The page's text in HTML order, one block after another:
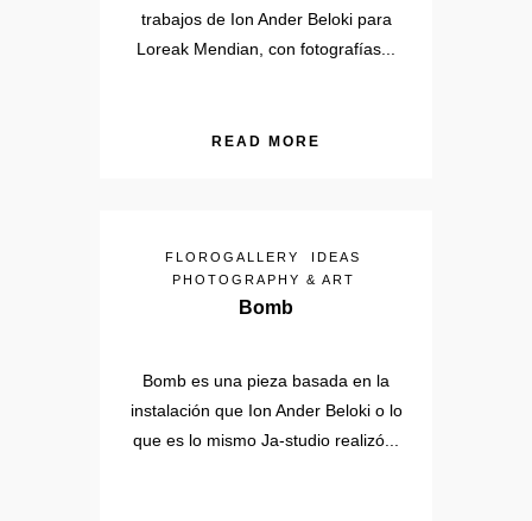
trabajos de Ion Ander Beloki para
Loreak Mendian, con fotografías...
READ MORE
FLOROGALLERY
IDEAS
PHOTOGRAPHY & ART
Bomb
Bomb es una pieza basada en la
instalación que Ion Ander Beloki o lo
que es lo mismo Ja-studio realizó...